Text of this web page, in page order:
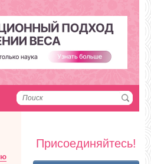
Присоединяйтесь!